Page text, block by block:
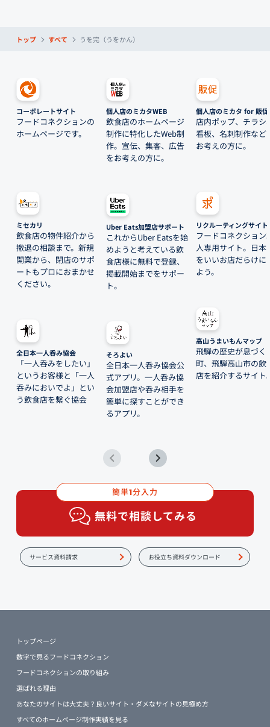
トップ すべて うを完（うをかん）
コーポレートサイト
フードコネクションの
ホームページです。
ミセカリ
飲食店の物件紹介から
撤退の相談まで。新規
開業から、閉店のサポ
ートもプロにおまかせ
ください。
全日本一人呑み協会
「一人呑みをしたい」
というお客様と「一人
呑みにおいでよ」とい
う飲食店を繋ぐ協会
個人店のミカタWEB
飲食店のホームページ
制作に特化したWeb制
作。宣伝、集客、広告
をお考えの方に。
Uber Eats加盟店サポート
これからUber Eatsを始
めようと考えている飲
食店様に無料で登録、
掲載開始までをサポー
ト。
そろよい
全日本一人呑み協会公
式アプリ。一人呑み協
会加盟店や呑み相手を
簡単に探すことができ
るアプリ。
個人店のミカタ for 販促
店内ポップ、チラシ
看板、名刺制作など
お考えの方に。
リクルーティングサイト
フードコネクション
人専用サイト。日本
をいいお店だらけに
よう。
高山うまいもんマップ
飛騨の歴史が息づく
町、飛騨高山市の飲
店を紹介するサイト
簡単1分入力
無料で相談してみる
サービス資料請求 お役立ち資料ダウンロード
トップページ
数字で見るフードコネクション
フードコネクションの取り組み
選ばれる理由
あなたのサイトは大丈夫？良いサイト・ダメなサイトの見極め方
すべてのホームページ制作実績を見る